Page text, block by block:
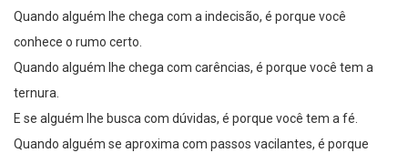
Quando alguém lhe chega com a indecisão, é porque você
conhece o rumo certo.
Quando alguém lhe chega com carências, é porque você tem a
ternura.
E se alguém lhe busca com dúvidas, é porque você tem a fé.
Quando alguém se aproxima com passos vacilantes, é porque